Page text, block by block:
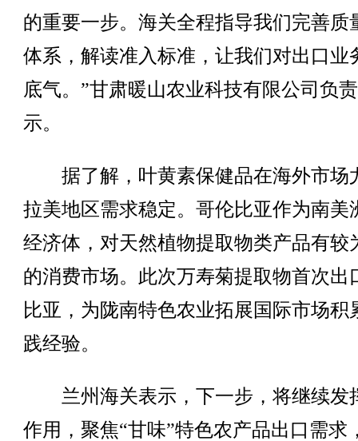
的重要一步。海关全程指导我们完善质
体系，解读准入标准，让我们对出口业
底气。”甘肃暖山农业科技有限公司负
示。
据了解，叶黄素保健品在海外市场
拉美地区需求稳定。哥伦比亚作为南美
经济体，对天然植物提取物类产品有较
的消费市场。此次万寿菊提取物首次出
比亚，为陇南特色农业拓展国际市场积
践经验。
兰州海关表示，下一步，将继续发
作用，聚焦“甘味”特色农产品出口需求